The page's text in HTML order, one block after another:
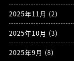
2025年11月 (2)
2025年10月 (3)
2025年9月 (8)